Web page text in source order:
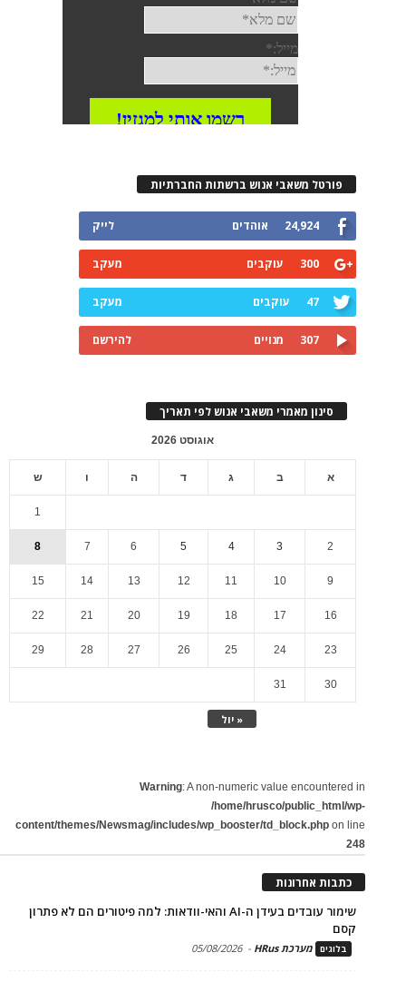
פורטל משאבי אנוש ברשתות החברתיות
24,924 אוהדים לייק
300 עוקבים מעקב
47 עוקבים מעקב
307 מנויים להירשם
סינון מאמרי משאבי אנוש לפי תאריך
אוגוסט 2026
א ב ג ד ה ו ש
« יול
1
2
3
4
5
6
7
8
9
10
11
12
13
14
15
16
17
18
19
20
21
22
23
24
25
26
27
28
29
30
31
Warning: A non-numeric value encountered in
/home/hrusco/public_html/wp-
content/themes/Newsmag/includes/wp_booster/td_block.php on line
248
כתבות אחרונות
שימור עובדים בעידן ה-AI והאי-וודאות: למה פיטורים הם לא פתרון
קסם
בלוגים מערכת HRus -
05/08/2026